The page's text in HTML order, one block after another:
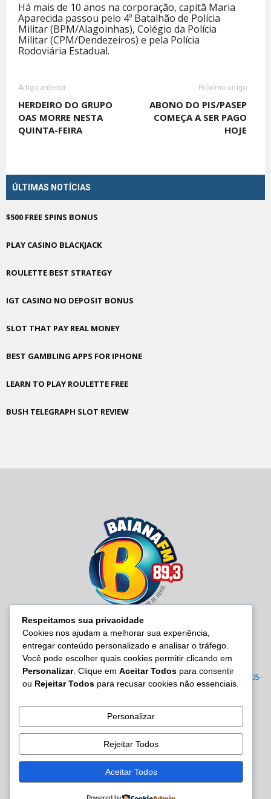
Há mais de 10 anos na corporação, capitã Maria
Aparecida passou pelo 4º Batalhão de Polícia
Militar (BPM/Alagoinhas), Colégio da Polícia
Militar (CPM/Dendezeiros) e pela Polícia
Rodoviária Estadual.
Artigo anterior
HERDEIRO DO GRUPO
OAS MORRE NESTA
QUINTA-FEIRA
Próximo artigo
ABONO DO PIS/PASEP
COMEÇA A SER PAGO
HOJE
ÚLTIMAS NOTÍCIAS
$500 FREE SPINS BONUS
PLAY CASINO BLACKJACK
ROULETTE BEST STRATEGY
IGT CASINO NO DEPOSIT BONUS
SLOT THAT PAY REAL MONEY
BEST GAMBLING APPS FOR IPHONE
LEARN TO PLAY ROULETTE FREE
BUSH TELEGRAPH SLOT REVIEW
Radio Baiana FM 89,3 Rua Joana Angélica, 395 – Malembá, CEP: 43805-
570 Tel.: (71) 3605-7814/7815/3122-0022
Contato:site@baianafm.com.br
SIGA-NOS
Respeitamos sua privacidade
Cookies nos ajudam a melhorar sua experiência,
entregar conteúdo personalizado e analisar o tráfego.
Você pode escolher quais cookies permitir clicando em
Personalizar. Clique em Aceitar Todos para consentir
ou Rejeitar Todos para recusar cookies não essenciais.
Personalizar
Rejeitar Todos
Aceitar Todos